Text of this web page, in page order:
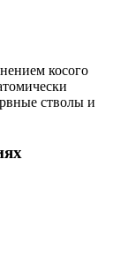
косого
стволы и